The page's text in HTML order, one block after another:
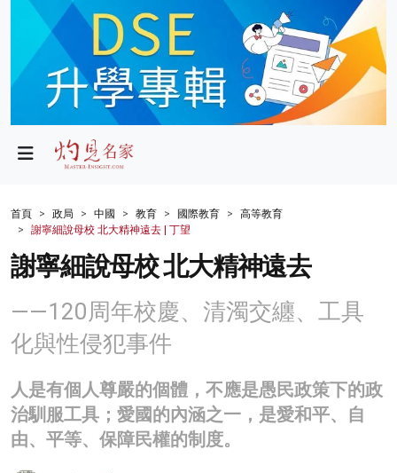
政局
財經
生活
健康
商業
科技
影片
名家榜
首頁 政局 中國 教育 國際教育
高等教育
謝寧細說母校 北大精神遠去 | 丁望
謝寧細說母校 北大精神遠去
——120周年校慶、清濁交纏、工具
化與性侵犯事件
人是有個人尊嚴的個體，不應是愚民政策下的政
治馴服工具；愛國的內涵之一，是愛和平、自
由、平等、保障民權的制度。